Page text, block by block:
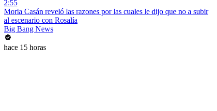
2:55
Moria Casán reveló las razones por las cuales le dijo que no a subir
al escenario con Rosalía
Big Bang News
hace 15 horas